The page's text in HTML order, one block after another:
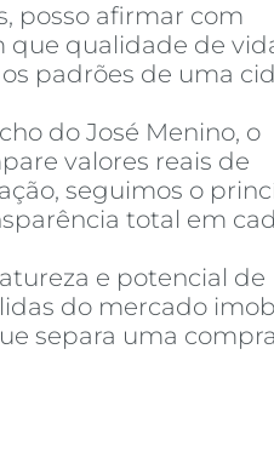
posso afirmar com
que qualidade de
padrões de uma
do José Menino, o
valores reais de
seguimos o
total em
e potencial de
do mercado
separa uma compra